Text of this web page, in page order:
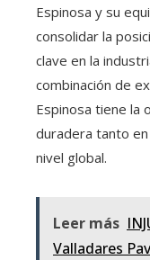
Espinosa y su
consolidar la
clave en la
combinación de
Espinosa tiene la
duradera tanto
nivel global.
Leer más
Valladares